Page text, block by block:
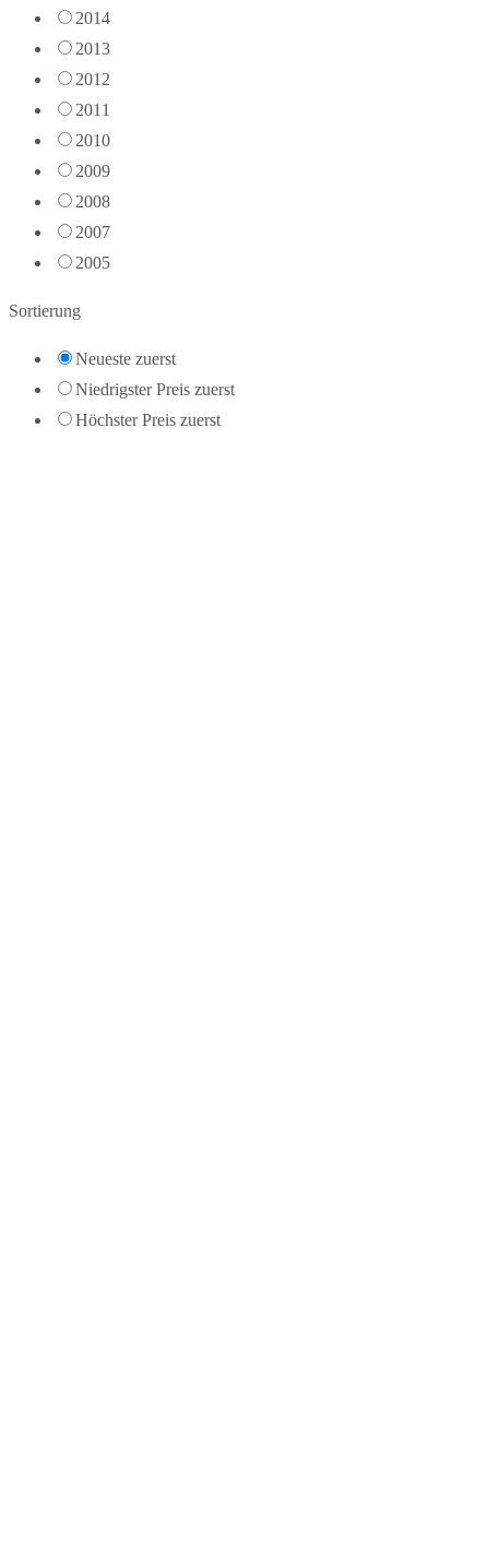
2014
2013
2012
2011
2010
2009
2008
2007
2005
Sortierung
Neueste zuerst
Niedrigster Preis zuerst
Höchster Preis zuerst